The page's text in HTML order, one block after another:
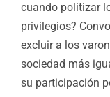
cuando politizar
privilegios?
excluir a los
sociedad más
su participación